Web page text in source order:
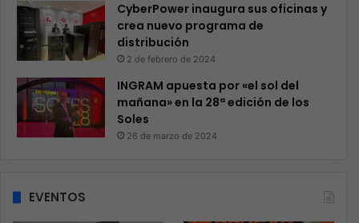
CyberPower inaugura sus oficinas y
crea nuevo programa de
distribución
2 de febrero de 2024
INGRAM apuesta por «el sol del
mañana» en la 28ª edición de los
Soles
26 de marzo de 2024
EVENTOS